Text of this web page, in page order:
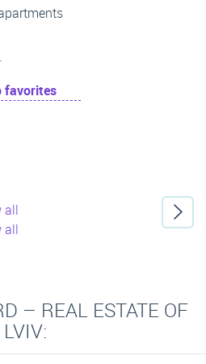
apartments
to favorites
all
all
– REAL ESTATE OF
LVIV: